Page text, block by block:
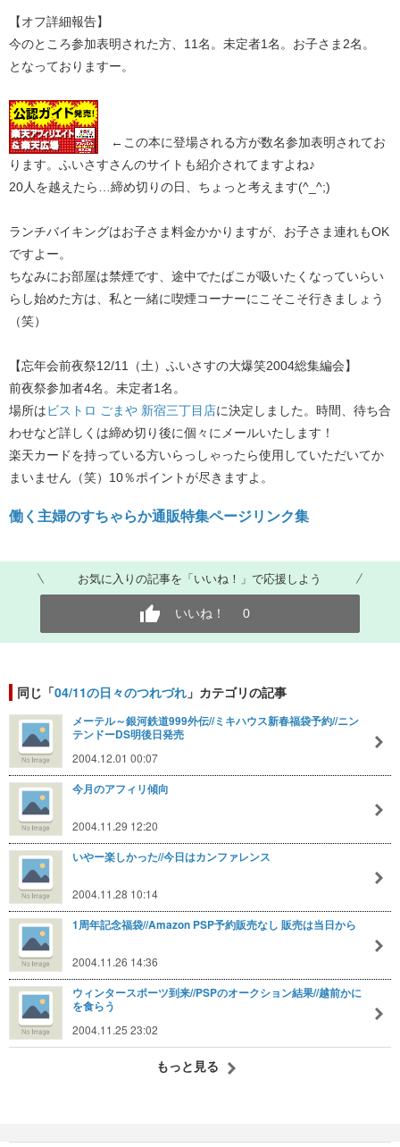
【オフ詳細報告】
今のところ参加表明された方、11名。未定者1名。お子さま2名。
となっておりますー。
←この本に登場される方が数名参加表明されてお
ります。ふいさすさんのサイトも紹介されてますよね♪
20人を越えたら…締め切りの日、ちょっと考えます(^_^;)
ランチバイキングはお子さま料金かかりますが、お子さま連れもOK
ですよー。
ちなみにお部屋は禁煙です、途中でたばこが吸いたくなっていらい
らし始めた方は、私と一緒に喫煙コーナーにこそこそ行きましょう
（笑）
【忘年会前夜祭12/11（土）ふいさすの大爆笑2004総集編会】
前夜祭参加者4名。未定者1名。
場所はビストロ ごまや 新宿三丁目店に決定しました。時間、待ち合
わせなど詳しくは締め切り後に個々にメールいたします！
楽天カードを持っている方いらっしゃったら使用していただいてか
まいません（笑）10％ポイントが尽きますよ。
働く主婦のすちゃらか通販特集ページリンク集
お気に入りの記事を「いいね！」で応援しよう
いいね！ 0
同じ「04/11の日々のつれづれ 」カテゴリの記事
メーテル～銀河鉄道999外伝//ミキハウス新春福袋予約//ニン
テンドーDS明後日発売
2004.12.01 00:07
今月のアフィリ傾向
2004.11.29 12:20
いやー楽しかった//今日はカンファレンス
2004.11.28 10:14
1周年記念福袋//Amazon PSP予約販売なし 販売は当日から
2004.11.26 14:36
ウィンタースポーツ到来//PSPのオークション結果//越前かに
を食らう
2004.11.25 23:02
もっと見る